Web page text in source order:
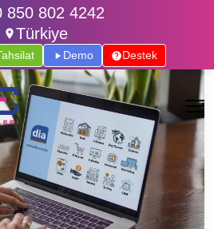
850 802 4242
Türkiye
Demo Destek